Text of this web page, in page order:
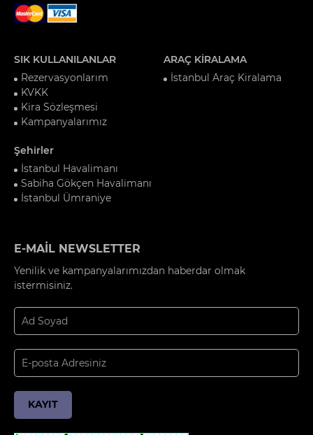
SIK KULLANILANLAR
Rezervasyonlarım
KVKK
Kira Sözleşmesi
Kampanyalarımız
ARAÇ KİRALAMA
İstanbul Araç Kiralama
Şehirler
İstanbul Havalimanı
Sabiha Gökçen Havalimanı
İstanbul Ümraniye
E-MAİL NEWSLETTER
Yenilik ve kampanyalarımızdan haberdar olmak
istermisiniz.
KAYIT